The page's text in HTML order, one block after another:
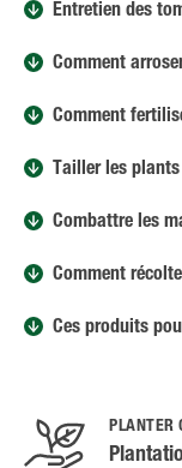
Entretien des
Comment
Comment
Tailler les
Combattre les
Comment
Ces produits
PLANTER